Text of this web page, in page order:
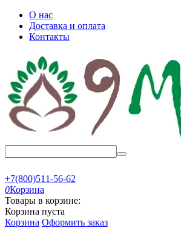
О нас
Доставка и оплата
Контакты
+7(800)511-56-62
0Корзина
Товары в корзине:
Корзина пуста
Корзина Оформить заказ